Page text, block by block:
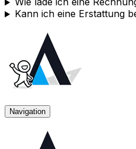
Kann ich eine Erstattung
Navigation